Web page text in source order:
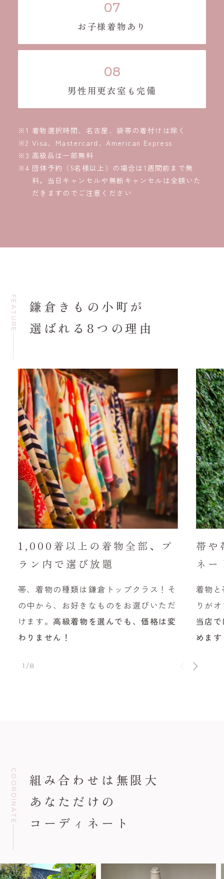
お子様着物あり
男性用更衣室も完備
着物選択時間、名古屋、袋帯の着付けは除く
Visa、Mastercard、American Express
高級品は一部無料
団体予約（5名様以上）の場合は1週間前まで無
料。当日キャンセルや無断キャンセルは全額いた
だきますのでご注意ください
FEATURE
鎌倉きもの小町が
選ばれる8つの理由
1,000着以上の着物全部、プ
ラン内で選び放題
帯、着物の種類は鎌倉トップクラス！そ
の中から、お好きなものをお選びいただ
けます。 高級着物を選んでも、価格は変
わりません！
帯や
ネー
着物
りが
当店
めま
1/8
COORDINATE
組み合わせは無限大
あなただけの
コーディネート